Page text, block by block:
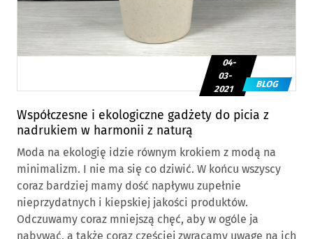
Współczesne i ekologiczne gadżety do picia z
nadrukiem w harmonii z naturą
04-
03-
2021
BLOG
Moda na ekologię idzie równym krokiem z modą na
minimalizm. I nie ma się co dziwić. W końcu wszyscy
coraz bardziej mamy dość napływu zupełnie
nieprzydatnych i kiepskiej jakości produktów.
Odczuwamy coraz mniejszą chęć, aby w ogóle ja
nabywać, a także coraz częściej zwracamy uwagę na ich